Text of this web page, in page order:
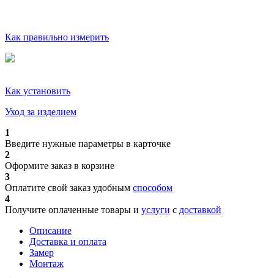
Как правильно измерить
Как установить
Уход за изделием
1
Введите нужные параметры в карточке
2
Оформите заказ в корзине
3
Оплатите свой заказ удобным способом
4
Получите оплаченные товары и услуги с доставкой
Описание
Доставка и оплата
Замер
Монтаж